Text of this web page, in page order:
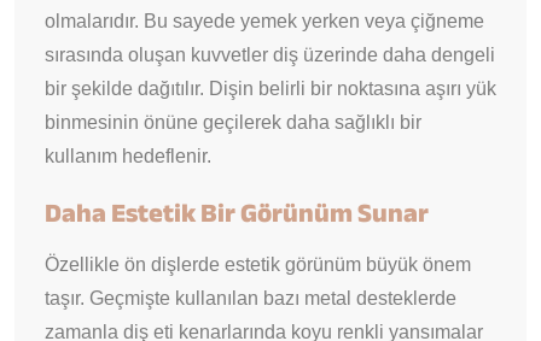
olmalarıdır. Bu sayede yemek yerken veya çiğneme
sırasında oluşan kuvvetler diş üzerinde daha dengeli
bir şekilde dağıtılır. Dişin belirli bir noktasına aşırı yük
binmesinin önüne geçilerek daha sağlıklı bir
kullanım hedeflenir.
Daha Estetik Bir Görünüm Sunar
Özellikle ön dişlerde estetik görünüm büyük önem
taşır. Geçmişte kullanılan bazı metal desteklerde
zamanla diş eti kenarlarında koyu renkli yansımalar